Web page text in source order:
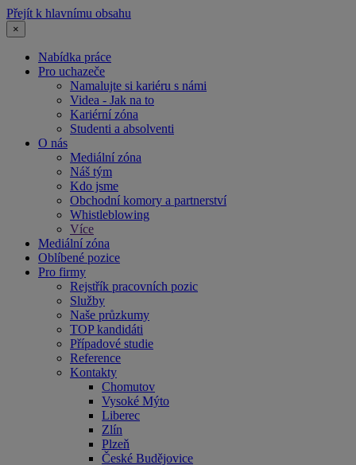
Přejít k hlavnímu obsahu
×
Nabídka práce
Pro uchazeče
Namalujte si kariéru s námi
Videa - Jak na to
Kariérní zóna
Studenti a absolventi
O nás
Mediální zóna
Náš tým
Kdo jsme
Obchodní komory a partnerství
Whistleblowing
Více
Mediální zóna
Oblíbené pozice
Pro firmy
Rejstřík pracovních pozic
Služby
Naše průzkumy
TOP kandidáti
Případové studie
Reference
Kontakty
Chomutov
Vysoké Mýto
Liberec
Zlín
Plzeň
České Budějovice